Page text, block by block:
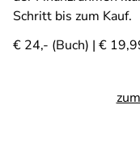
Schritt bis zum Kauf.
€ 24,- (Buch) | €